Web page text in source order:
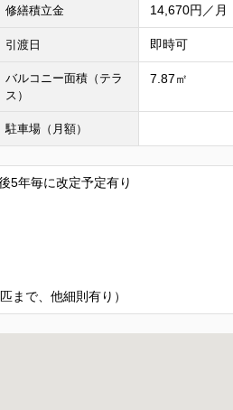
修繕積立金 14,670円／月
引渡日 即時可
バルコニー面積（テラ
ス）
7.87㎡
駐車場（月額）
5年毎に改定予定有り
まで、他細則有り）